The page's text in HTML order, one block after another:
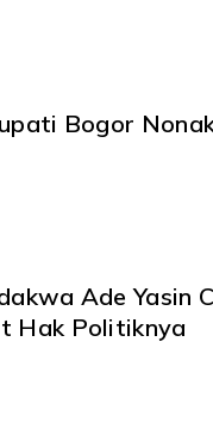
Bogor
Ade Yasin
Hak Politiknya